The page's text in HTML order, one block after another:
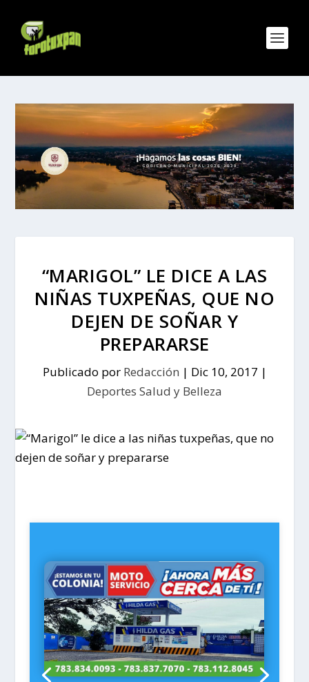
“MARIGOL” LE DICE A LAS
NIÑAS TUXPEÑAS, QUE NO
DEJEN DE SOÑAR Y
PREPARARSE
Publicado por Redacción | Dic 10, 2017 |
Deportes Salud y Belleza